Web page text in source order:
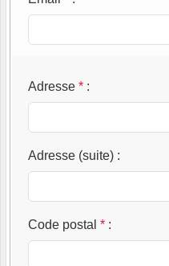
Adresse * :
Adresse (suite) :
Code postal * :